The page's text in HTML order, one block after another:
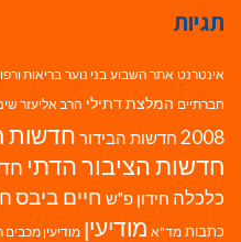
תגיות
אינטרנט אתר השבוע בני נוער בריאות
חברתיים המלצת דתילי הרב אליעזר
2008 חדשות הבידור חדשות
חדשות הציבור הדתי
כלכלה חידון פ"ש חיים ביבס
כתבות מד"א מודיעין מודיעין מכבים